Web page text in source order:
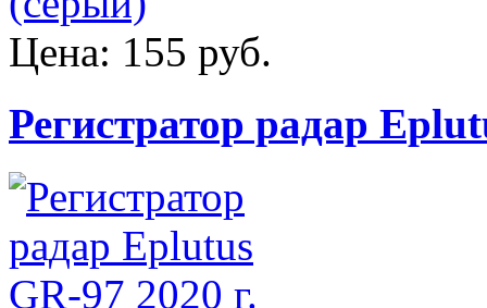
Цена: 155 руб.
Регистратор радар